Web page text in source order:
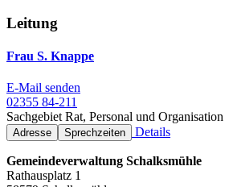
Leitung
Frau S. Knappe
E-Mail senden
02355 84-211
Sachgebiet Rat, Personal und Organisation
Adresse Sprechzeiten Details
Gemeindeverwaltung Schalksmühle
Rathausplatz 1